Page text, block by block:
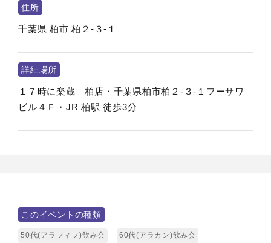
住所
千葉県 柏市 柏２-３-１
詳細場所
１７時に楽蔵 柏店・千葉県柏市柏２-３-１フーサワ
ビル４Ｆ・JR 柏駅 徒歩3分
このイベントの種類
50代(アラフィフ)飲み会 60代(アラカン)飲み会